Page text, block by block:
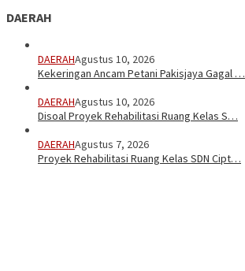
DAERAH
DAERAHAgustus 10, 2026
Kekeringan Ancam Petani Pakisjaya Gagal …
DAERAHAgustus 10, 2026
Disoal Proyek Rehabilitasi Ruang Kelas S…
DAERAHAgustus 7, 2026
Proyek Rehabilitasi Ruang Kelas SDN Cipt…